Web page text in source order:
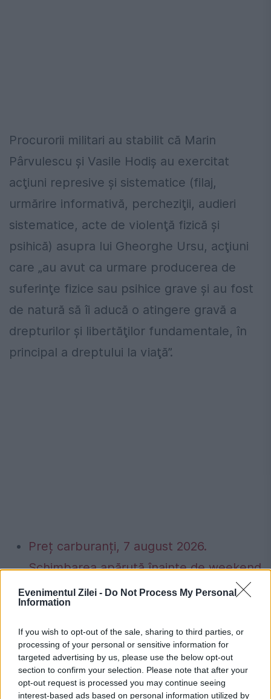
Evenimentul Zilei - Do Not Process My Personal
Information
If you wish to opt-out of the sale, sharing to third parties, or
processing of your personal or sensitive information for
targeted advertising by us, please use the below opt-out
section to confirm your selection. Please note that after your
opt-out request is processed you may continue seeing
interest-based ads based on personal information utilized by
Procurorii militari au stabilit că Marin
Pârvulescu şi Vasile Hodiş au exercitat
acţiuni represive şi sistematice (filaj,
urmărire informativă, percheziţii, audieri
sistematice, acte de violenţă fizică şi
psihică) asupra lui Gheorghe Ursu, acţiuni
care „au avut ca urmare producerea de
suferinţe fizice sau psihice grave şi au fost
de natură să îi aducă o atingere gravă a
drepturilor şi libertăţilor fundamentale, în
principal a dreptului la viaţă”.
Preț carburanți, 7 august 2026.
Schimbarea apărută înainte de weekend
la benzinării
141 de localități au impus restricții la apă.
Lista cu râurile și zonele afectate